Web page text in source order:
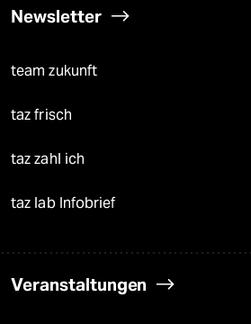
Newsletter
team zukunft
taz frisch
taz zahl ich
taz lab Infobrief
Veranstaltungen